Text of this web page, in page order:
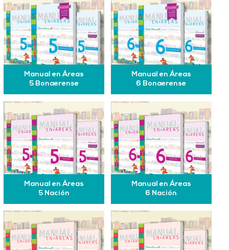
Manual en Áreas
5 Bonaerense
Manual en Áreas
6 Bonaerense
Manual en Áreas
5 Nación
Manual en Áreas
6 Nación